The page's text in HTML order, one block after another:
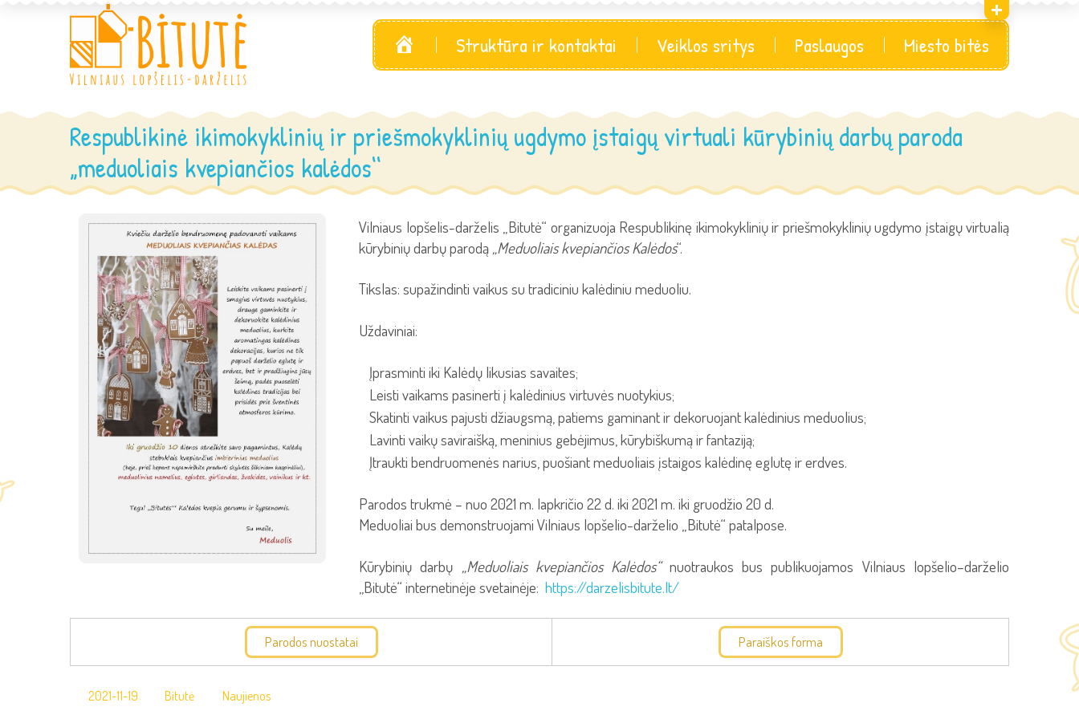
Pagrindinis
Struktūra ir kontaktai Veiklos sritys Paslaugos Miesto bitės
Respublikinė ikimokyklinių ir priešmokyklinių ugdymo įstaigų virtuali kūrybinių darbų paroda
„meduoliais kvepiančios kalėdos‘‘
Vilniaus lopšelis-darželis „Bitutė“ organizuoja Respublikinę ikimokyklinių ir priešmokyklinių ugdymo įstaigų virtualią
kūrybinių darbų parodą „Meduoliais kvepiančios Kalėdos‘‘.
Tikslas: supažindinti vaikus su tradiciniu kalėdiniu meduoliu.
Uždaviniai:
Įprasminti iki Kalėdų likusias savaites;
Leisti vaikams pasinerti į kalėdinius virtuvės nuotykius;
Skatinti vaikus pajusti džiaugsmą, patiems gaminant ir dekoruojant kalėdinius meduolius;
Lavinti vaikų saviraišką, meninius gebėjimus, kūrybiškumą ir fantaziją;
Įtraukti bendruomenės narius, puošiant meduoliais įstaigos kalėdinę eglutę ir erdves.
Parodos trukmė – nuo 2021 m. lapkričio 22 d. iki 2021 m. iki gruodžio 20 d.
Meduoliai bus demonstruojami Vilniaus lopšelio-darželio „Bitutė“ patalpose.
Kūrybinių darbų „Meduoliais kvepiančios Kalėdos“nuotraukos bus publikuojamos Vilniaus lopšelio–darželio
,,Bitutė‘‘ internetinėje svetainėje: https://darzelisbitute.lt/
Parodos nuostatai Paraiškos forma
2021-11-19 Bitutė Naujienos